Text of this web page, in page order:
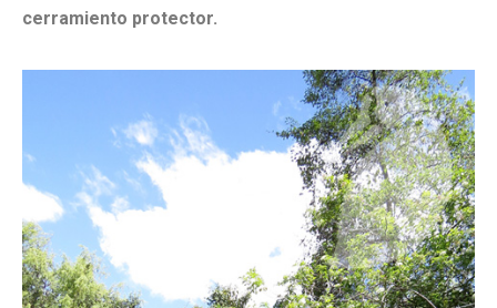
cerramiento protector.